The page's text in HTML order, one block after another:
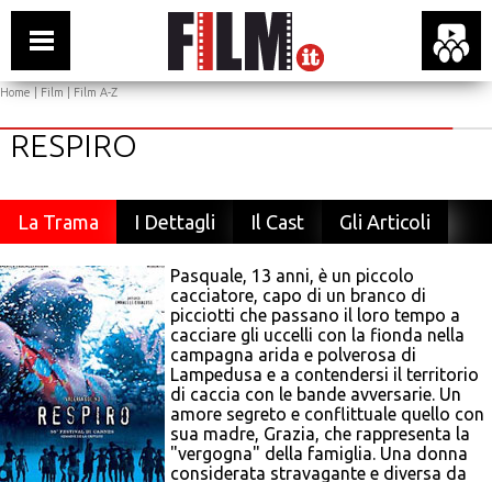
Home|Film|Film A-Z
RESPIRO
La Trama I Dettagli Il Cast Gli Articoli
Pasquale, 13 anni, è un piccolo
cacciatore, capo di un branco di
picciotti che passano il loro tempo a
cacciare gli uccelli con la fionda nella
campagna arida e polverosa di
Lampedusa e a contendersi il territorio
di caccia con le bande avversarie. Un
amore segreto e conflittuale quello con
sua madre, Grazia, che rappresenta la
"vergogna" della famiglia. Una donna
considerata stravagante e diversa da